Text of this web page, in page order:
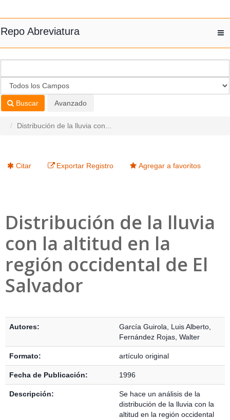
Repo Abreviatura
Buscar Avanzado
Distribución de la lluvia con...
Citar Exportar Registro Agregar a favoritos
Distribución de la lluvia
con la altitud en la
región occidental de El
Salvador
Autores: García Guirola, Luis Alberto
Fernández Rojas, Walter
Formato: artículo original
Fecha de Publicación: 1996
Descripción:
Se hace un análisis de la
distribución de la lluvia con la
altitud en la región occidental